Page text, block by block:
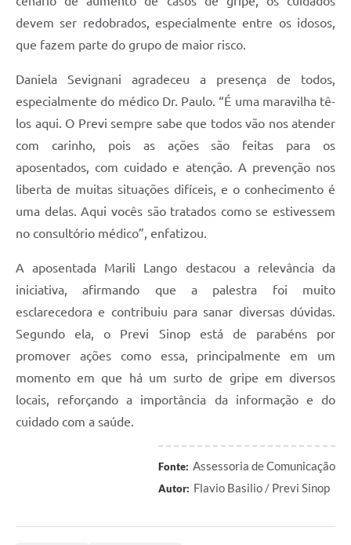
devem ser redobrados, especialmente entre os idosos,
que fazem parte do grupo de maior risco.
Daniela Sevignani agradeceu a presença de todos,
especialmente do médico Dr. Paulo. “É uma maravilha tê-
los aqui. O Previ sempre sabe que todos vão nos atender
com carinho, pois as ações são feitas para os
aposentados, com cuidado e atenção. A prevenção nos
liberta de muitas situações difíceis, e o conhecimento é
uma delas. Aqui vocês são tratados como se estivessem
no consultório médico”, enfatizou.
A aposentada Marili Lango destacou a relevância da
iniciativa, afirmando que a palestra foi muito
esclarecedora e contribuiu para sanar diversas dúvidas.
Segundo ela, o Previ Sinop está de parabéns por
promover ações como essa, principalmente em um
momento em que há um surto de gripe em diversos
locais, reforçando a importância da informação e do
cuidado com a saúde.
Fonte: Assessoria de Comunicação
Autor: Flavio Basilio / Previ Sinop